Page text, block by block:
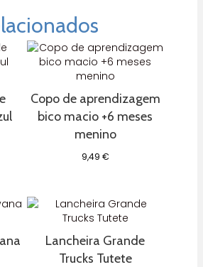
Copo de aprendizagem
bico macio +6 meses
menino
9,49 €
Lancheira Grande
Trucks Tutete